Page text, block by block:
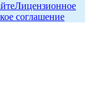
Лицензионное
соглашение